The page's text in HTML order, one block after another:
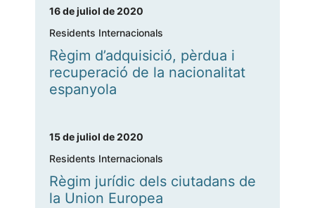
16 de juliol de 2020
Residents Internacionals
Règim d’adquisició, pèrdua i
recuperació de la nacionalitat
espanyola
15 de juliol de 2020
Residents Internacionals
Règim jurídic dels ciutadans de
la Union Europea